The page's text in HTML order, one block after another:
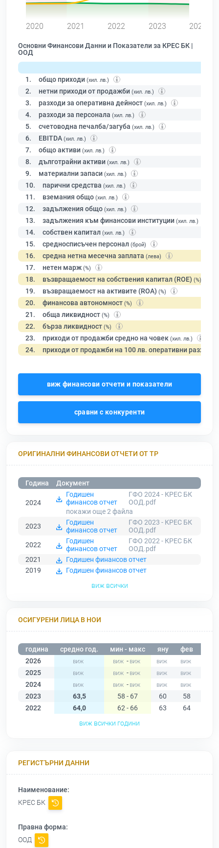
2020 2021 2022 2023 2024
Основни Финансови Данни и Показатели за КРЕС БК |
ООД
1. общо приходи (хил. лв.)
2. нетни приходи от продажби (хил. лв.)
3. разходи за оперативна дейност (хил. лв.)
4. разходи за персонала (хил. лв.)
5. счетоводна печалба/загуба (хил. лв.)
6. EBITDA (хил. лв.)
7. общо активи (хил. лв.)
8. дълготрайни активи (хил. лв.)
9. материални запаси (хил. лв.)
10. парични средства (хил. лв.)
11. вземания общо (хил. лв.)
12. задължения общо (хил. лв.)
13. задължения към финансови институции (хил. лв.)
14. собствен капитал (хил. лв.)
15. средносписъчен персонал (брой)
16. средна нетна месечна заплата (лева)
17. нетен марж (%)
18. възвращаемост на собствения капитал (ROE) (%)
19. възвращаемост на активите (ROA) (%)
20. финансова автономност (%)
21. обща ликвидност (%)
22. бърза ликвидност (%)
23. приходи от продажби средно на човек (хил. лв.)
24. приходи от продажби на 100 лв. оперативни разходи
виж финансови отчети и показатели
сравни с конкуренти
ОРИГИНАЛНИ ФИНАНСОВИ ОТЧЕТИ ОТ ТР
Година Документ
2024
Годишен
финансов отчет
ГФО 2024 - КРЕС БК
ООД.pdf
покажи още 2файла
2023
Годишен
финансов отчет
ГФО 2023 - КРЕС БК
ООД.pdf
2022
Годишен
финансов отчет
ГФО 2022 - КРЕС БК
ООД.pdf
2021
Годишен финансов отчет
2019
Годишен финансов отчет
виж всички
ОСИГУРЕНИ ЛИЦА В НОИ
година средно год. мин - макс яну фев
2026
-
2025
-
2024
-
2023
63,5 58 - 67 60 58
2022
64,0 62 - 66 63 64
виж всички години
РЕГИСТЪРНИ ДАННИ
Наименование:
КРЕС БК
Правна форма:
ООД